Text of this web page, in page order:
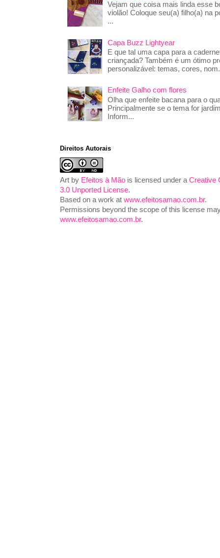
Vejam que coisa mais linda esse
violão! Coloque seu(a) filho(a) na
...
Capa Buzz Lightyear
E que tal uma capa para a
criançada? Também é um ótimo
personalizável: temas, cores,
Enfeite Galho com flores
Olha que enfeite bacana para o
Principalmente se o tema for
Inform...
Direitos Autorais
Art by Efeitos à Mão is licensed under a Creative
3.0 Unported License.
Based on a work at www.efeitosamao.com.br.
Permissions beyond the scope of this license
www.efeitosamao.com.br.